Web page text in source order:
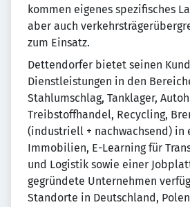
kommen eigenes spezifisches
aber auch
zum Einsatz.
Dettendorfer bietet seinen
Dienstleistungen in den
Stahlumschlag, Tanklager,
Treibstoffhandel, Recycling,
(industriell + nachwachsend) in
Immobilien, E-Learning für
und Logistik sowie einer
gegründete Unternehmen
Standorte in Deutschland,